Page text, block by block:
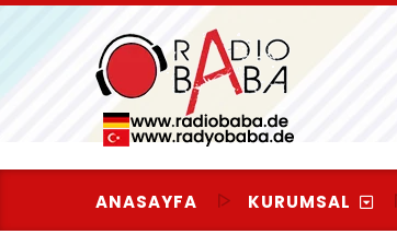
Skip
content
ANASAYFA KURUMSAL